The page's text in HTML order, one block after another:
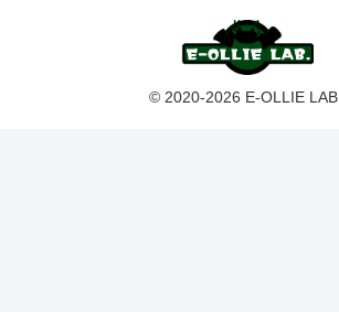
© 2020-2026 E-OLLIE LAB..